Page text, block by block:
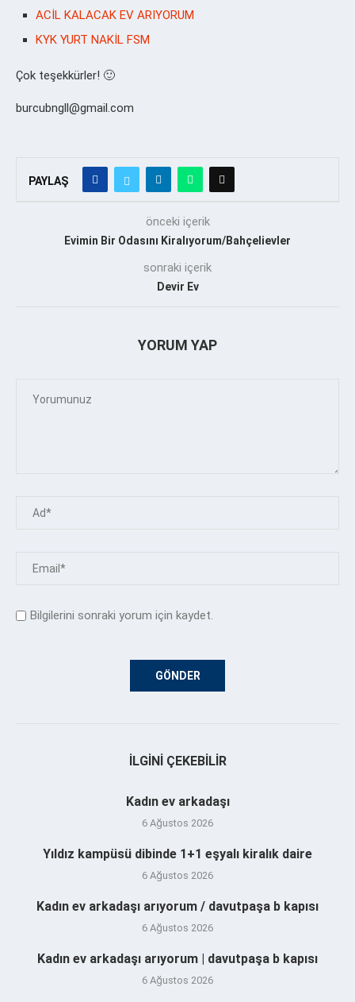
ACİL KALACAK EV ARIYORUM
KYK YURT NAKİL FSM
Çok teşekkürler! 🙂
burcubngll@gmail.com
PAYLAŞ
önceki içerik
Evimin Bir Odasını Kiralıyorum/Bahçelievler
sonraki içerik
Devir Ev
YORUM YAP
Bilgilerini sonraki yorum için kaydet.
İLGINI ÇEKEBILIR
Kadın ev arkadaşı
6 Ağustos 2026
Yıldız kampüsü dibinde 1+1 eşyalı kiralık daire
6 Ağustos 2026
Kadın ev arkadaşı arıyorum / davutpaşa b kapısı
6 Ağustos 2026
Kadın ev arkadaşı arıyorum | davutpaşa b kapısı
6 Ağustos 2026